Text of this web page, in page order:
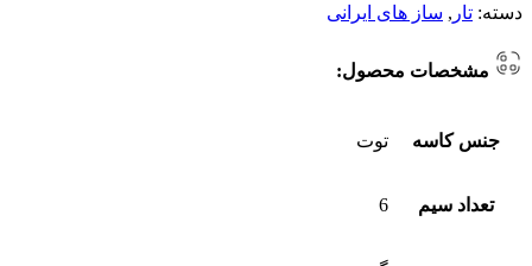
دسته: تار , ساز های ایرانی
مشخصات محصول:
جنس کاسه توت
تعداد سیم 6